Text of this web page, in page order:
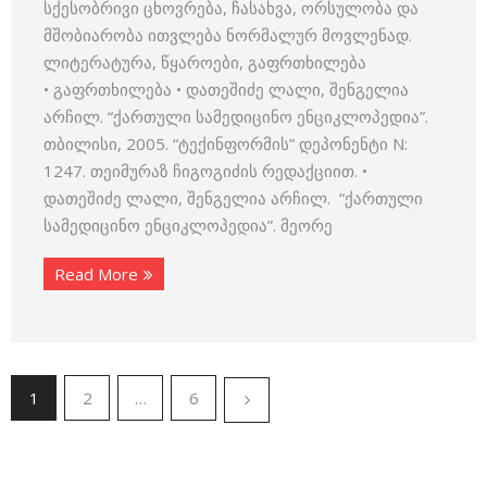
სქესობრივი ცხოვრება, ჩასახვა, ორსულობა და
მშობიარობა ითვლება ნორმალურ მოვლენად.
ლიტერატურა, წყაროები, გაფრთხილება
• გაფრთხილება • დათეშიძე ლალი, შენგელია
არჩილ. “ქართული სამედიცინო ენციკლოპედია”.
თბილისი, 2005. “ტექინფორმის” დეპონენტი N:
1247. თეიმურაზ ჩიგოგიძის რედაქციით. •
დათეშიძე ლალი, შენგელია არჩილ. “ქართული
სამედიცინო ენციკლოპედია”. მეორე
Read More
1 2 … 6